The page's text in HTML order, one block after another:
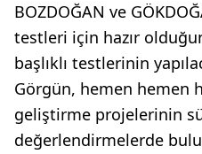
BOZDOĞAN ve
testleri için hazır
başlıklı testlerinin
Görgün, hemen hemen
geliştirme projelerinin
değerlendirmelerde